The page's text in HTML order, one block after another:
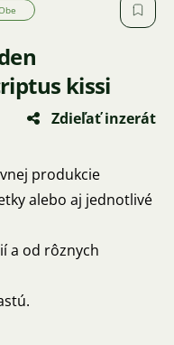
kissi
Zdieľať inzerát
produkcie
alebo aj jednotlivé
a od rôznych